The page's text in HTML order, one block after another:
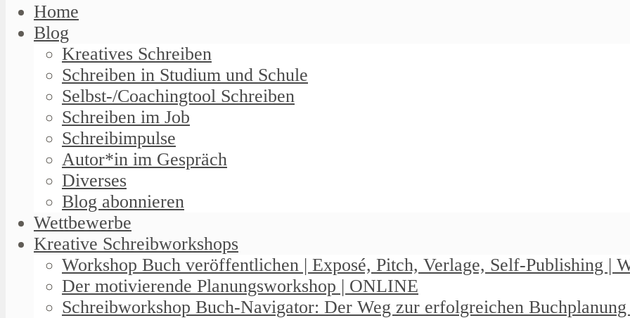
Home
Blog
Kreatives Schreiben
Schreiben in Studium und Schule
Selbst-/Coachingtool Schreiben
Schreiben im Job
Schreibimpulse
Autor*in im Gespräch
Diverses
Blog abonnieren
Wettbewerbe
Kreative Schreibworkshops
Workshop Buch veröffentlichen | Exposé, Pitch, Verlage, Self-Publishing |
Der motivierende Planungsworkshop | ONLINE
Schreibworkshop Buch-Navigator: Der Weg zur erfolgreichen